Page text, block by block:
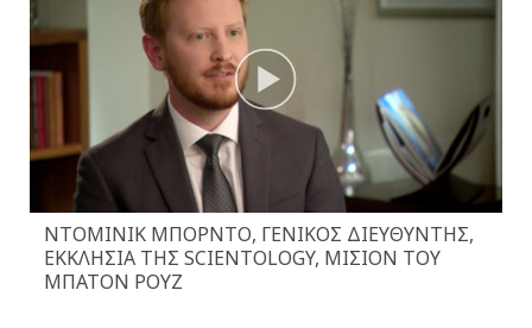
ΝΤΟΜΙΝΊΚ ΜΠΟΡΝΤΌ, ΓΕΝΙΚΌΣ ΔΙΕΥΘΥΝΤΉΣ,
ΕΚΚΛΗΣΊΑ ΤΗΣ SCIENTOLOGY, ΜΊΣΙΟΝ ΤΟΥ
ΜΠΑΤΌΝ ΡΟΥΖ